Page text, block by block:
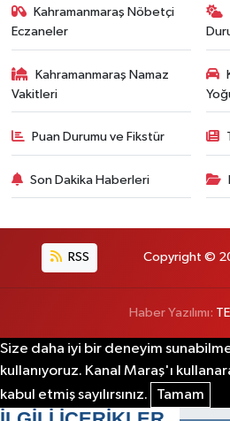
Kahramanmaraş Nöbetçi
Eczaneler
Kahramanmaraş Namaz
Vakitleri
Puan Durumu ve Fikstür
Son Dakika Haberleri
RSS Copyright ©
Haber Yazılımı:
Size daha iyi bir deneyim
kullanıyoruz. Kanal Maraş'ı
kabul etmiş sayılırsınız.
Tamam